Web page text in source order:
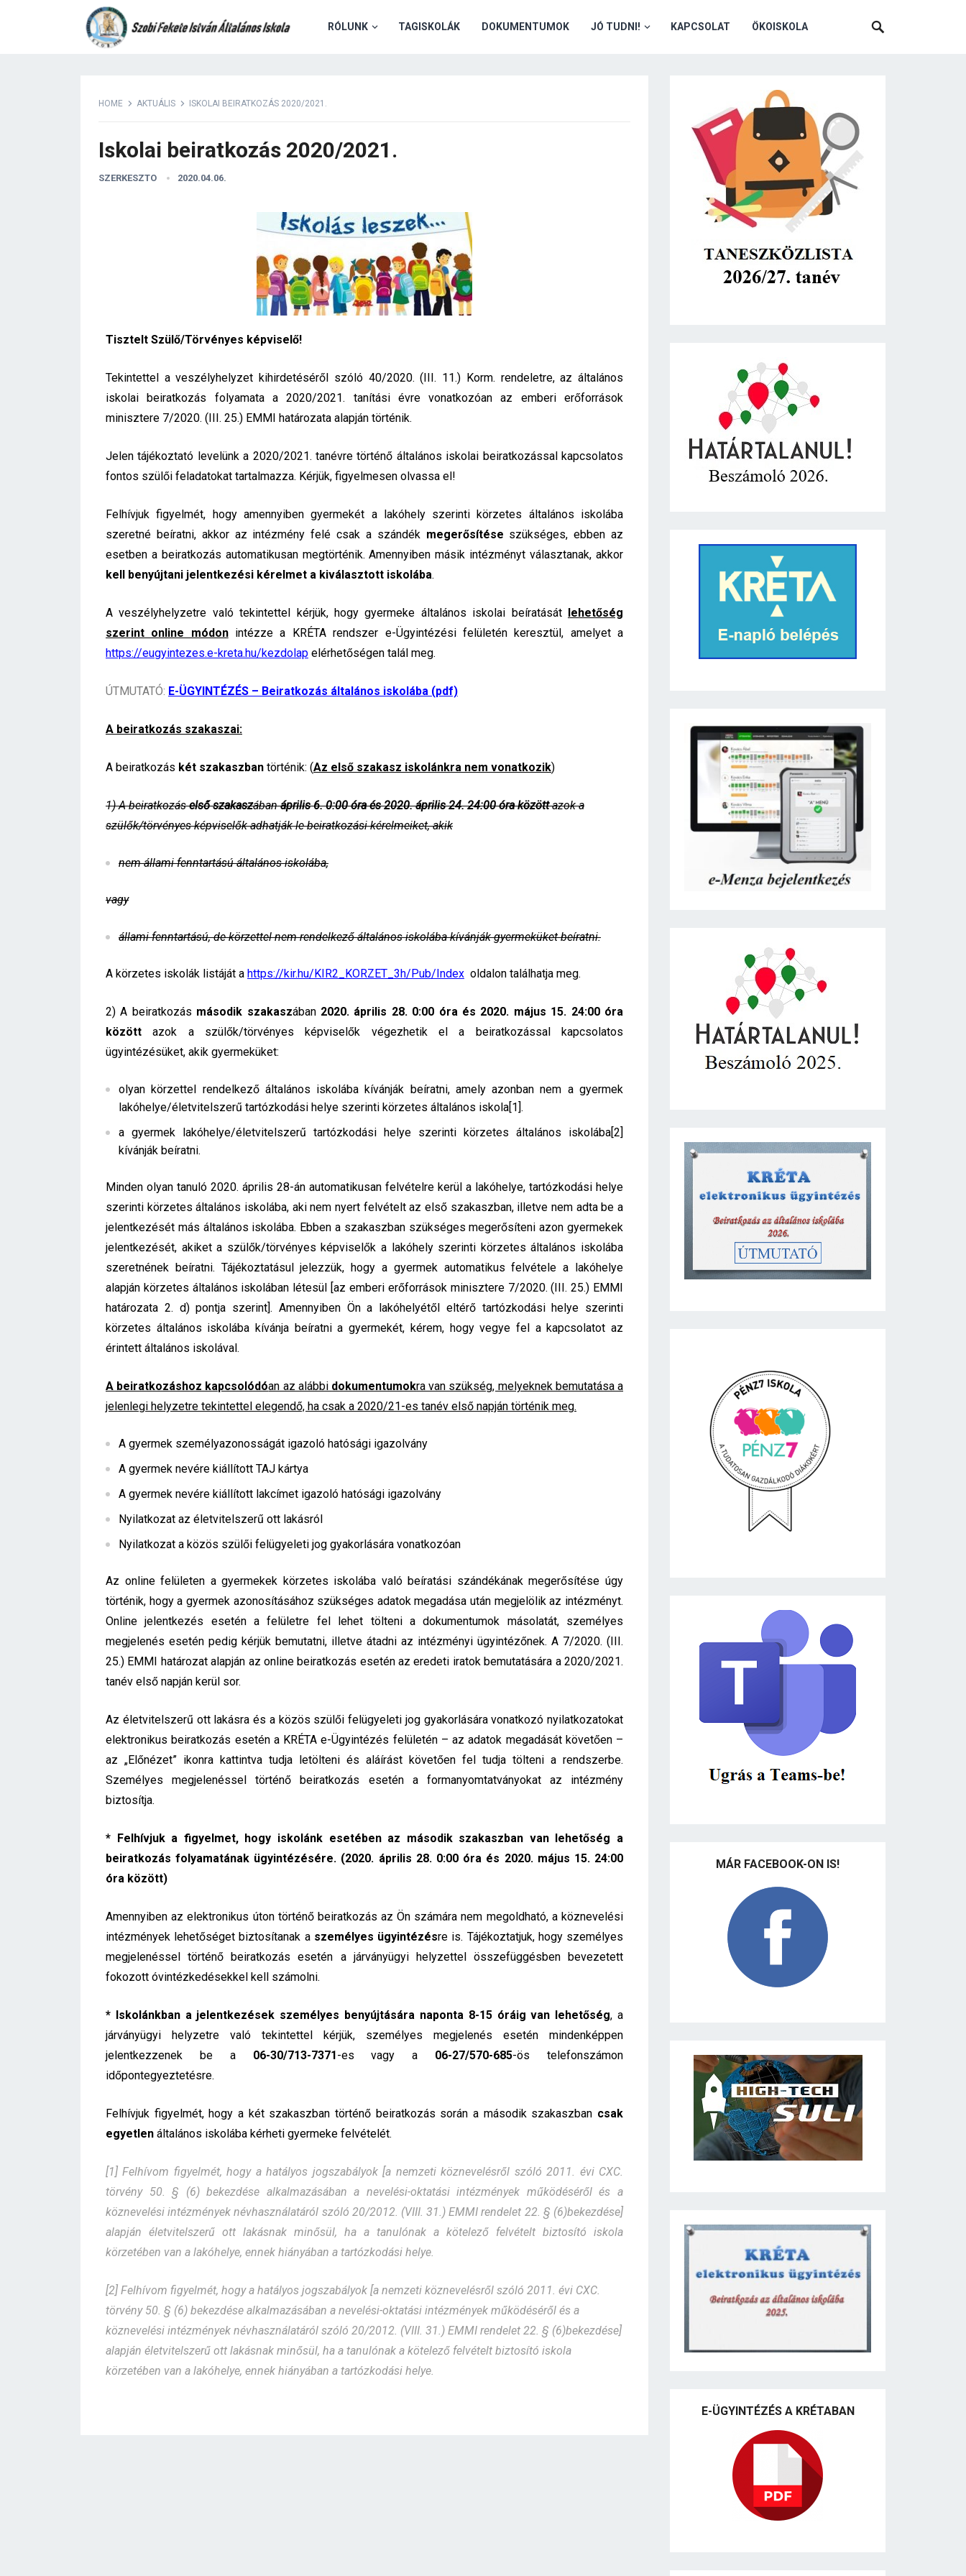
RÓLUNK TAGISKOLÁK DOKUMENTUMOK JÓ TUDNI! KAPCSOLAT ÖKOISKOLA
HOME AKTUÁLIS ISKOLAI BEIRATKOZÁS 2020/2021.
Iskolai beiratkozás 2020/2021.
SZERKESZTO 2020.04.06.
Tisztelt Szülő/Törvényes képviselő!
Tekintettel a veszélyhelyzet kihirdetéséről szóló 40/2020. (III. 11.) Korm. rendeletre, az általános
iskolai beiratkozás folyamata a 2020/2021. tanítási évre vonatkozóan az emberi erőforrások
minisztere 7/2020. (III. 25.) EMMI határozata alapján történik.
Jelen tájékoztató levelünk a 2020/2021. tanévre történő általános iskolai beiratkozással kapcsolatos
fontos szülői feladatokat tartalmazza. Kérjük, figyelmesen olvassa el!
Felhívjuk figyelmét, hogy amennyiben gyermekét a lakóhely szerinti körzetes általános iskolába
szeretné beíratni, akkor az intézmény felé csak a szándék megerősítése szükséges, ebben az
esetben a beiratkozás automatikusan megtörténik. Amennyiben másik intézményt választanak, akkor
kell benyújtani jelentkezési kérelmet a kiválasztott iskolába.
A veszélyhelyzetre való tekintettel kérjük, hogy gyermeke általános iskolai beíratását lehetőség
szerint online módonintézze a KRÉTA rendszer e-Ügyintézési felületén keresztül, amelyet a
https://eugyintezes.e-kreta.hu/kezdolap elérhetőségen talál meg.
ÚTMUTATÓ: E-ÜGYINTÉZÉS – Beiratkozás általános iskolába (pdf)
A beiratkozás szakaszai:
A beiratkozás két szakaszban történik: (Az első szakasz iskolánkra nem vonatkozik)
1) A beiratkozáselső szakaszábanáprilis 6. 0:00 óra és 2020. április 24. 24:00 óra közöttazok a
szülők/törvényes képviselők adhatják le beiratkozási kérelmeiket, akik
nem állami fenntartású általános iskolába,
vagy
állami fenntartású, de körzettel nem rendelkező általános iskolába kívánják gyermeküket beíratni.
A körzetes iskolák listáját a https://kir.hu/KIR2_KORZET_3h/Pub/Index oldalon találhatja meg.
2) A beiratkozás második szakaszában 2020. április 28. 0:00 óra és 2020. május 15. 24:00 óra
között azok a szülők/törvényes képviselők végezhetik el a beiratkozással kapcsolatos
ügyintézésüket, akik gyermeküket:
olyan körzettel rendelkező általános iskolába kívánják beíratni, amely azonban nem a gyermek
lakóhelye/életvitelszerű tartózkodási helye szerinti körzetes általános iskola[1].
a gyermek lakóhelye/életvitelszerű tartózkodási helye szerinti körzetes általános iskolába[2]
kívánják beíratni.
Minden olyan tanuló 2020. április 28-án automatikusan felvételre kerül a lakóhelye, tartózkodási helye
szerinti körzetes általános iskolába, aki nem nyert felvételt az első szakaszban, illetve nem adta be a
jelentkezését más általános iskolába. Ebben a szakaszban szükséges megerősíteni azon gyermekek
jelentkezését, akiket a szülők/törvényes képviselők a lakóhely szerinti körzetes általános iskolába
szeretnének beíratni. Tájékoztatásul jelezzük, hogy a gyermek automatikus felvétele a lakóhelye
alapján körzetes általános iskolában létesül [az emberi erőforrások minisztere 7/2020. (III. 25.) EMMI
határozata 2. d) pontja szerint]. Amennyiben Ön a lakóhelyétől eltérő tartózkodási helye szerinti
körzetes általános iskolába kívánja beíratni a gyermekét, kérem, hogy vegye fel a kapcsolatot az
érintett általános iskolával.
A beiratkozáshoz kapcsolódóan az alábbi dokumentumokra van szükség, melyeknek bemutatása a
jelenlegi helyzetre tekintettel elegendő, ha csak a 2020/21-es tanév első napján történik meg.
A gyermek személyazonosságát igazoló hatósági igazolvány
A gyermek nevére kiállított TAJ kártya
A gyermek nevére kiállított lakcímet igazoló hatósági igazolvány
Nyilatkozat az életvitelszerű ott lakásról
Nyilatkozat a közös szülői felügyeleti jog gyakorlására vonatkozóan
Az online felületen a gyermekek körzetes iskolába való beíratási szándékának megerősítése úgy
történik, hogy a gyermek azonosításához szükséges adatok megadása után megjelölik az intézményt.
Online jelentkezés esetén a felületre fel lehet tölteni a dokumentumok másolatát, személyes
megjelenés esetén pedig kérjük bemutatni, illetve átadni az intézményi ügyintézőnek. A 7/2020. (III.
25.) EMMI határozat alapján az online beiratkozás esetén az eredeti iratok bemutatására a 2020/2021.
tanév első napján kerül sor.
Az életvitelszerű ott lakásra és a közös szülői felügyeleti jog gyakorlására vonatkozó nyilatkozatokat
elektronikus beiratkozás esetén a KRÉTA e-Ügyintézés felületén – az adatok megadását követően –
az „Előnézet” ikonra kattintva tudja letölteni és aláírást követően fel tudja tölteni a rendszerbe.
Személyes megjelenéssel történő beiratkozás esetén a formanyomtatványokat az intézmény
biztosítja.
* Felhívjuk a figyelmet, hogy iskolánk esetében az második szakaszban van lehetőség a
beiratkozás folyamatának ügyintézésére. (2020. április 28. 0:00 óra és 2020. május 15. 24:00
óra között)
Amennyiben az elektronikus úton történő beiratkozás az Ön számára nem megoldható, a köznevelési
intézmények lehetőséget biztosítanak a személyes ügyintézésre is. Tájékoztatjuk, hogy személyes
megjelenéssel történő beiratkozás esetén a járványügyi helyzettel összefüggésben bevezetett
fokozott óvintézkedésekkel kell számolni.
* Iskolánkban a jelentkezések személyes benyújtására naponta 8-15 óráig van lehetőség, a
járványügyi helyzetre való tekintettel kérjük, személyes megjelenés esetén mindenképpen
jelentkezzenek be a 06-30/713-7371-es vagy a 06-27/570-685-ös telefonszámon
időpontegyeztetésre.
Felhívjuk figyelmét, hogy a két szakaszban történő beiratkozás során a második szakaszban csak
egyetlen általános iskolába kérheti gyermeke felvételét.
[1] Felhívom figyelmét, hogy a hatályos jogszabályok [a nemzeti köznevelésről szóló 2011. évi CXC.
törvény 50. § (6) bekezdése alkalmazásában a nevelési-oktatási intézmények működéséről és a
köznevelési intézmények névhasználatáról szóló 20/2012. (VIII. 31.) EMMI rendelet 22. § (6)bekezdése]
alapján életvitelszerű ott lakásnak minősül, ha a tanulónak a kötelező felvételt biztosító iskola
körzetében van a lakóhelye, ennek hiányában a tartózkodási helye.
[2] Felhívom figyelmét, hogy a hatályos jogszabályok [a nemzeti köznevelésről szóló 2011. évi CXC.
törvény 50. § (6) bekezdése alkalmazásában a nevelési-oktatási intézmények működéséről és a
köznevelési intézmények névhasználatáról szóló 20/2012. (VIII. 31.) EMMI rendelet 22. § (6)bekezdése]
alapján életvitelszerű ott lakásnak minősül, ha a tanulónak a kötelező felvételt biztosító iskola
körzetében van a lakóhelye, ennek hiányában a tartózkodási helye.
MÁR FACEBOOK-ON IS!
E-ÜGYINTÉZÉS A KRÉTABAN